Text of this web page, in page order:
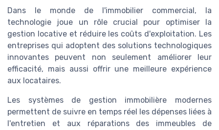
Dans le monde de l'immobilier commercial, la
technologie joue un rôle crucial pour optimiser la
gestion locative et réduire les coûts d'exploitation. Les
entreprises qui adoptent des solutions technologiques
innovantes peuvent non seulement améliorer leur
efficacité, mais aussi offrir une meilleure expérience
aux locataires.
Les systèmes de gestion immobilière modernes
permettent de suivre en temps réel les dépenses liées à
l'entretien et aux réparations des immeubles de